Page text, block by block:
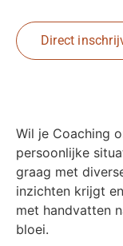
Direct
Wil je Coaching
persoonlijke
graag met
inzichten krijgt
met handvatten
bloei.